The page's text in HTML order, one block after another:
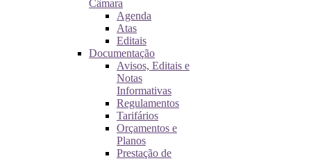
Câmara
Agenda
Atas
Editais
Documentação
Avisos, Editais e
Notas
Informativas
Regulamentos
Tarifários
Orçamentos e
Planos
Prestação de